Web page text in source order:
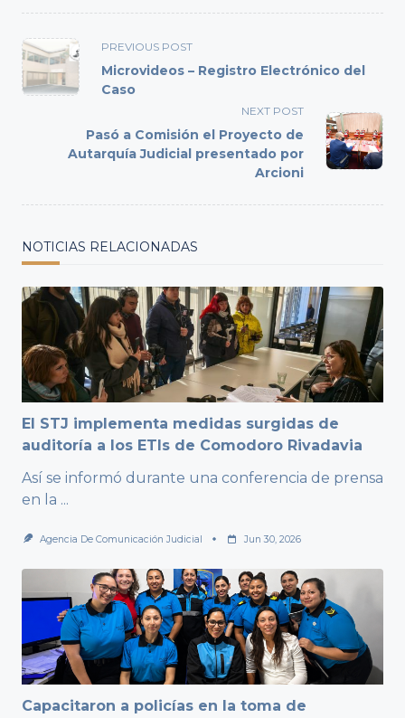
<span
class="nav-
subtitle
text">Page</span>
PREVIOUS POST
Microvideos – Registro Electrónico del
Caso
NEXT POST
Pasó a Comisión el Proyecto de
Autarquía Judicial presentado por
Arcioni
NOTICIAS RELACIONADAS
El STJ implementa medidas surgidas de
auditoría a los ETIs de Comodoro Rivadavia
Así se informó durante una conferencia de prensa
en la ...
Agencia De Comunicación Judicial Jun 30, 2026
Capacitaron a policías en la toma de